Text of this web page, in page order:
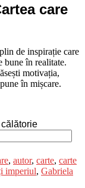
care
de inspirație care
bune în realitate.
motivația,
în mișcare.
, autor, carte, carte
imperiul, Gabriela